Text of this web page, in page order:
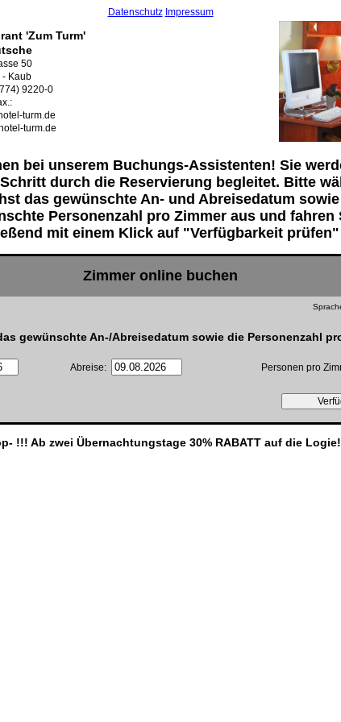
Datenschutz Impressum
'Zum Turm'
50
Kaub
9220-0
turm.de
turm.de
bei unserem Buchungs-Assistenten! Sie
durch die Reservierung begleitet. Bitte
das gewünschte An- und Abreisedatum
Personenzahl pro Zimmer aus und fahren
mit einem Klick auf "Verfügbarkeit
Zimmer online buchen
gewünschte An-/Abreisedatum sowie die Personenzahl
Abreise: Personen pro
!!! Ab zwei Übernachtungstage 30% RABATT auf die Logie!